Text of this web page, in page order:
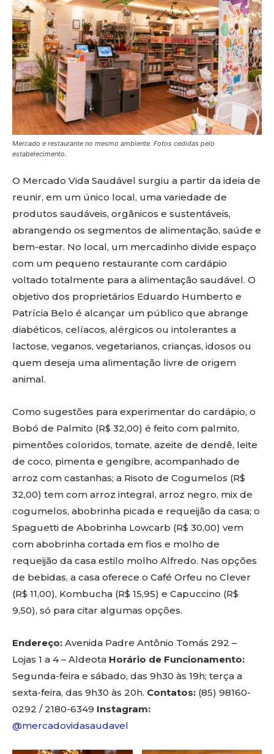
Mercado e restaurante no mesmo ambiente. Fotos cedidas pelo
estabelecimento.
O Mercado Vida Saudável surgiu a partir da ideia de
reunir, em um único local, uma variedade de
produtos saudáveis, orgânicos e sustentáveis,
abrangendo os segmentos de alimentação, saúde e
bem-estar. No local, um mercadinho divide espaço
com um pequeno restaurante com cardápio
voltado totalmente para a alimentação saudável. O
objetivo dos proprietários Eduardo Humberto e
Patrícia Belo é alcançar um público que abrange
diabéticos, celíacos, alérgicos ou intolerantes a
lactose, veganos, vegetarianos, crianças, idosos ou
quem deseja uma alimentação livre de origem
animal.
Como sugestões para experimentar do cardápio, o
Bobó de Palmito (R$ 32,00) é feito com palmito,
pimentões coloridos, tomate, azeite de dendê, leite
de coco, pimenta e gengibre, acompanhado de
arroz com castanhas; a Risoto de Cogumelos (R$
32,00) tem com arroz integral, arroz negro, mix de
cogumelos, abobrinha picada e requeijão da casa; o
Spaguetti de Abobrinha Lowcarb (R$ 30,00) vem
com abobrinha cortada em fios e molho de
requeijão da casa estilo molho Alfredo. Nas opções
de bebidas, a casa oferece o Café Orfeu no Clever
(R$ 11,00), Kombucha (R$ 15,95) e Capuccino (R$
9,50), só para citar algumas opções.
Endereço: Avenida Padre Antônio Tomás 292 –
Lojas 1 a 4 – Aldeota Horário de Funcionamento:
Segunda-feira e sábado, das 9h30 às 19h; terça a
sexta-feira, das 9h30 às 20h. Contatos: (85) 98160-
0292 / 2180-6349 Instagram:
@mercadovidasaudavel